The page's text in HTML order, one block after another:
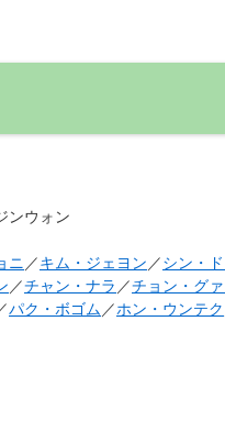
ンウォン
ニ ／キム・ジェヨン ／シン・ド
／チャン・ナラ ／チョン・グ
パク・ボゴム ／ホン・ウンテク